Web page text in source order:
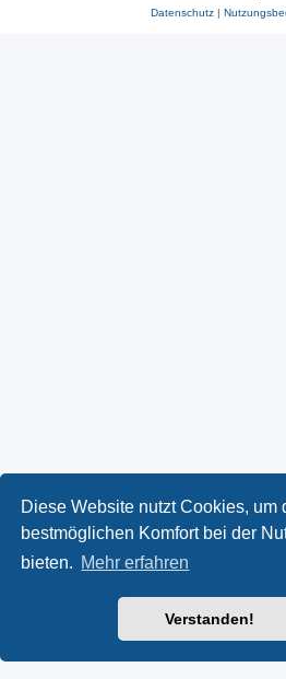
Diese Website nutzt Cookies, um
bestmöglichen Komfort bei der
bieten. Mehr erfahren
Verstanden!
Datenschutz|